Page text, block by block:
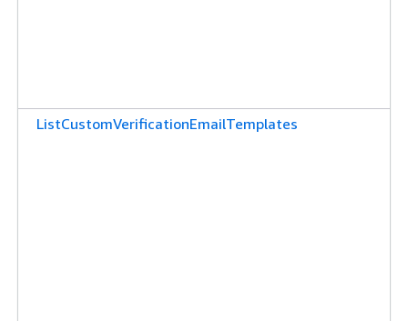
ListCustomVerificationEmailTemplates